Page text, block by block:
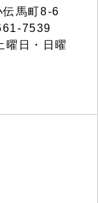
馬町8-6
7539
曜日・日曜